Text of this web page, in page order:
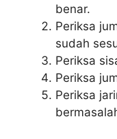
benar.
Periksa
sudah
Periksa
Periksa
Periksa